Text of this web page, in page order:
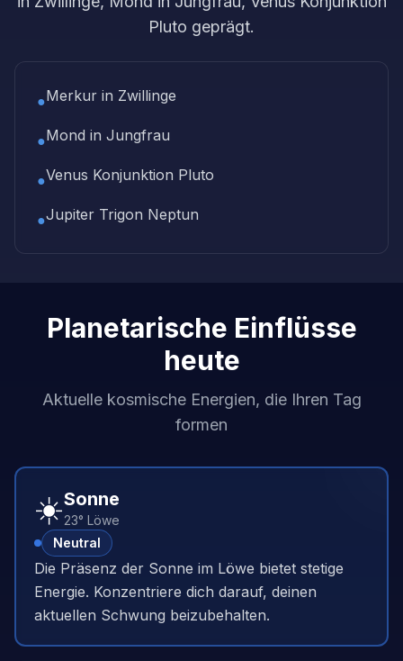
Pluto geprägt.
●Merkur in Zwillinge
●Mond in Jungfrau
●Venus Konjunktion Pluto
●Jupiter Trigon Neptun
Planetarische Einflüsse
heute
Aktuelle kosmische Energien, die Ihren Tag
formen
☀️Sonne
23° Löwe
Neutral
Die Präsenz der Sonne im Löwe bietet stetige
Energie. Konzentriere dich darauf, deinen
aktuellen Schwung beizubehalten.